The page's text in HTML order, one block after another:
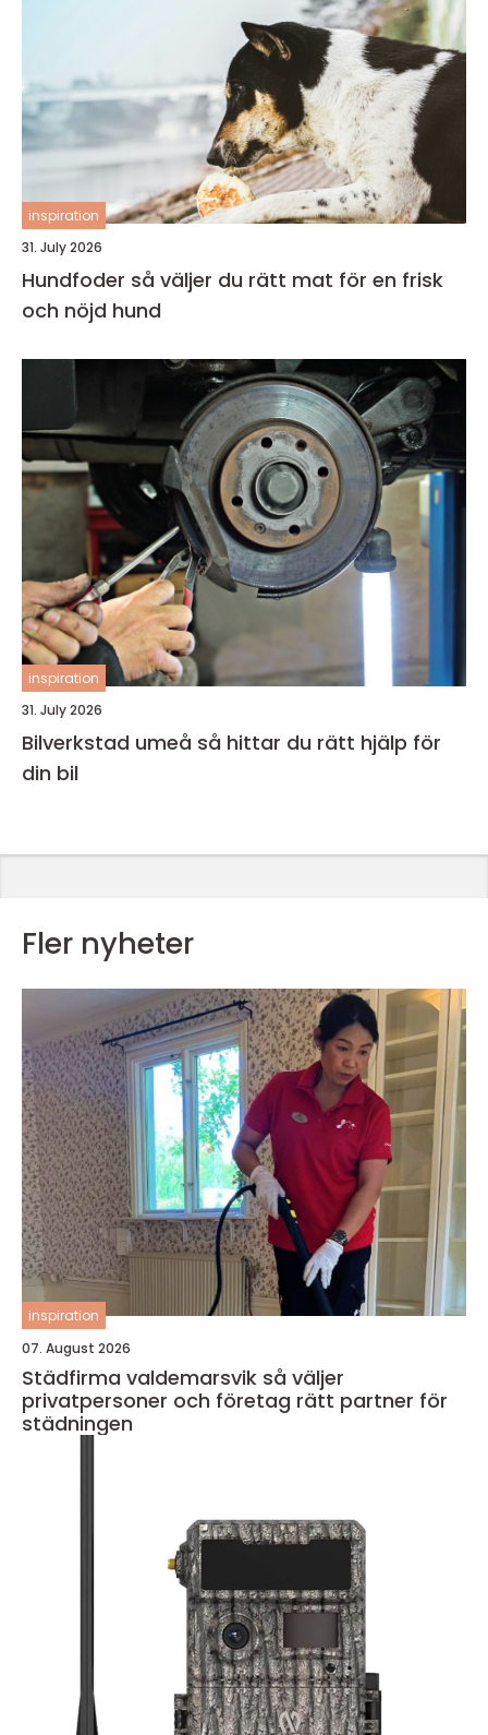
inspiration
31. July 2026
Hundfoder så väljer du rätt mat för en frisk
och nöjd hund
inspiration
31. July 2026
Bilverkstad umeå så hittar du rätt hjälp för
din bil
Fler nyheter
inspiration
07. August 2026
Städfirma valdemarsvik så väljer
privatpersoner och företag rätt partner för
städningen